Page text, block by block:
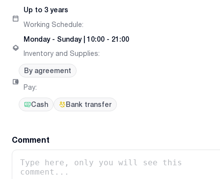
Up to 3 years
Working Schedule:
Monday- Sunday| 10:00 - 21:00
Inventory and Supplies:
By agreement
Pay:
Cash Bank transfer
Comment